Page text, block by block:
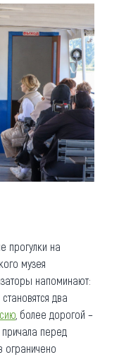
прогулки на
музея
напоминают:
два
, более дорогой –
перед
ограничено